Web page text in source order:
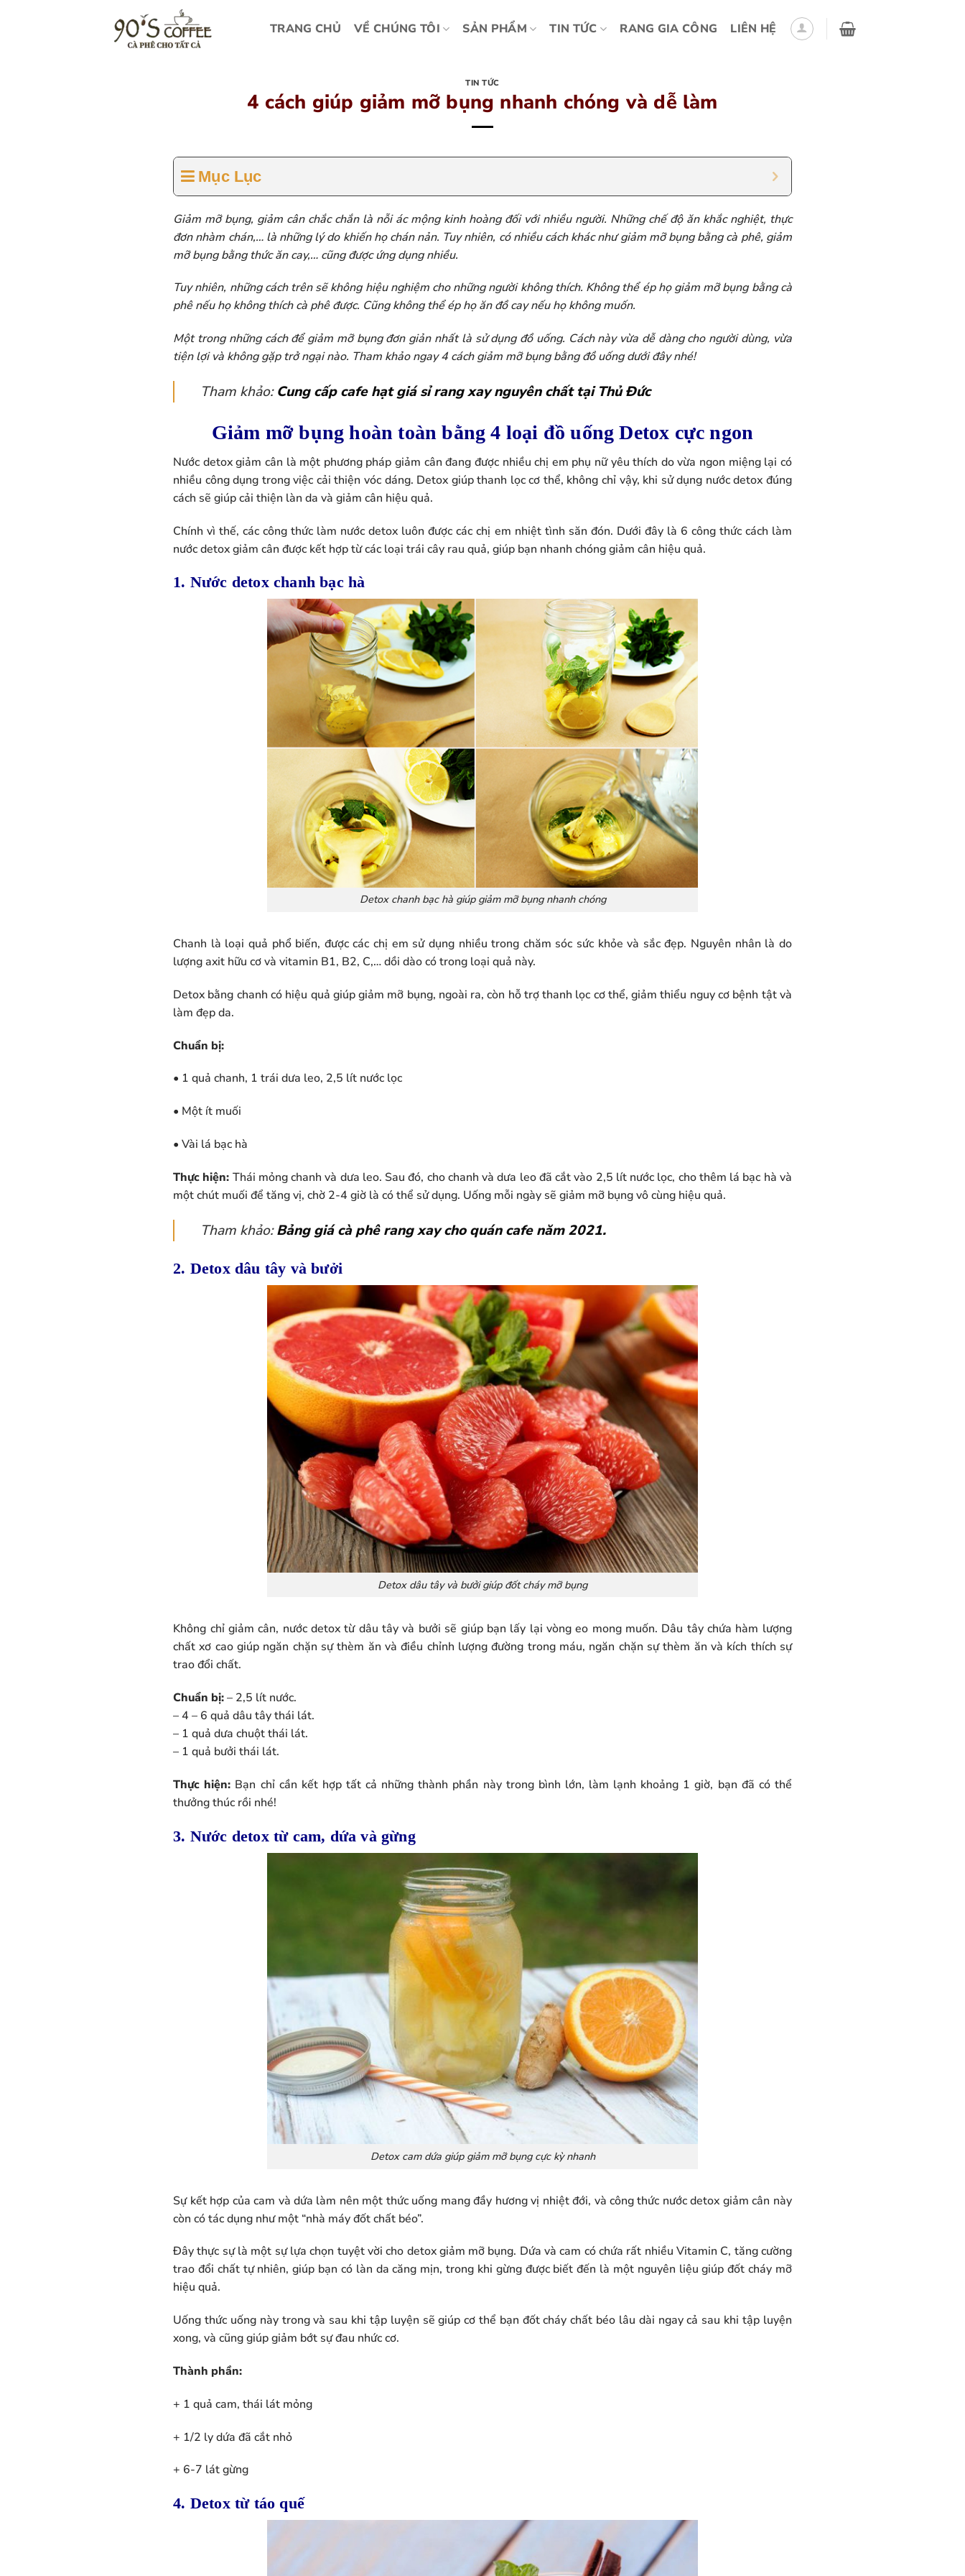
TRANG CHỦ VỀ CHÚNG TÔI SẢN PHẨM TIN TỨC RANG GIA CÔNG LIÊN HỆ
TIN TỨC
4 cách giúp giảm mỡ bụng nhanh chóng và dễ làm
Mục Lục
Giảm mỡ bụng, giảm cân chắc chắn là nỗi ác mộng kinh hoàng đối với nhiều người. Những chế độ ăn khắc nghiệt, thực
đơn nhàm chán,… là những lý do khiến họ chán nản. Tuy nhiên, có nhiều cách khác như giảm mỡ bụng bằng cà phê, giảm
mỡ bụng bằng thức ăn cay,… cũng được ứng dụng nhiều.
Tuy nhiên, những cách trên sẽ không hiệu nghiệm cho những người không thích. Không thể ép họ giảm mỡ bụng bằng cà
phê nếu họ không thích cà phê được. Cũng không thể ép họ ăn đồ cay nếu họ không muốn.
Một trong những cách để giảm mỡ bụng đơn giản nhất là sử dụng đồ uống. Cách này vừa dễ dàng cho người dùng, vừa
tiện lợi và không gặp trở ngại nào. Tham khảo ngay 4 cách giảm mỡ bụng bằng đồ uống dưới đây nhé!
Tham khảo:Cung cấp cafe hạt giá sỉ rang xay nguyên chất tại Thủ Đức
Giảm mỡ bụng hoàn toàn bằng 4 loại đồ uống Detox cực ngon
Nước detox giảm cân là một phương pháp giảm cân đang được nhiều chị em phụ nữ yêu thích do vừa ngon miệng lại có
nhiều công dụng trong việc cải thiện vóc dáng. Detox giúp thanh lọc cơ thể, không chỉ vậy, khi sử dụng nước detox đúng
cách sẽ giúp cải thiện làn da và giảm cân hiệu quả.
Chính vì thế, các công thức làm nước detox luôn được các chị em nhiệt tình săn đón. Dưới đây là 6 công thức cách làm
nước detox giảm cân được kết hợp từ các loại trái cây rau quả, giúp bạn nhanh chóng giảm cân hiệu quả.
1. Nước detox chanh bạc hà
Detox chanh bạc hà giúp giảm mỡ bụng nhanh chóng
Chanh là loại quả phổ biến, được các chị em sử dụng nhiều trong chăm sóc sức khỏe và sắc đẹp. Nguyên nhân là do
lượng axit hữu cơ và vitamin B1, B2, C,… dồi dào có trong loại quả này.
Detox bằng chanh có hiệu quả giúp giảm mỡ bụng, ngoài ra, còn hỗ trợ thanh lọc cơ thể, giảm thiểu nguy cơ bệnh tật và
làm đẹp da.
Chuẩn bị:
• 1 quả chanh, 1 trái dưa leo, 2,5 lít nước lọc
• Một ít muối
• Vài lá bạc hà
Thực hiện: Thái mỏng chanh và dưa leo. Sau đó, cho chanh và dưa leo đã cắt vào 2,5 lít nước lọc, cho thêm lá bạc hà và
một chút muối để tăng vị, chờ 2-4 giờ là có thể sử dụng. Uống mỗi ngày sẽ giảm mỡ bụng vô cùng hiệu quả.
Tham khảo:Bảng giá cà phê rang xay cho quán cafe năm 2021.
2. Detox dâu tây và bưởi
Detox dâu tây và bưởi giúp đốt cháy mỡ bụng
Không chỉ giảm cân, nước detox từ dâu tây và bưởi sẽ giúp bạn lấy lại vòng eo mong muốn. Dâu tây chứa hàm lượng
chất xơ cao giúp ngăn chặn sự thèm ăn và điều chỉnh lượng đường trong máu, ngăn chặn sự thèm ăn và kích thích sự
trao đổi chất.
Chuẩn bị:– 2,5 lít nước.
– 4 – 6 quả dâu tây thái lát.
– 1 quả dưa chuột thái lát.
– 1 quả bưởi thái lát.
Thực hiện: Bạn chỉ cần kết hợp tất cả những thành phần này trong bình lớn, làm lạnh khoảng 1 giờ, bạn đã có thể
thưởng thúc rồi nhé!
3. Nước detox từ cam, dứa và gừng
Detox cam dứa giúp giảm mỡ bụng cực kỳ nhanh
Sự kết hợp của cam và dứa làm nên một thức uống mang đầy hương vị nhiệt đới, và công thức nước detox giảm cân này
còn có tác dụng như một “nhà máy đốt chất béo”.
Đây thực sự là một sự lựa chọn tuyệt vời cho detox giảm mỡ bụng. Dứa và cam có chứa rất nhiều Vitamin C, tăng cường
trao đổi chất tự nhiên, giúp bạn có làn da căng mịn, trong khi gừng được biết đến là một nguyên liệu giúp đốt cháy mỡ
hiệu quả.
Uống thức uống này trong và sau khi tập luyện sẽ giúp cơ thể bạn đốt cháy chất béo lâu dài ngay cả sau khi tập luyện
xong, và cũng giúp giảm bớt sự đau nhức cơ.
Thành phần:
+ 1 quả cam, thái lát mỏng
+ 1/2 ly dứa đã cắt nhỏ
+ 6-7 lát gừng
4. Detox từ táo quế